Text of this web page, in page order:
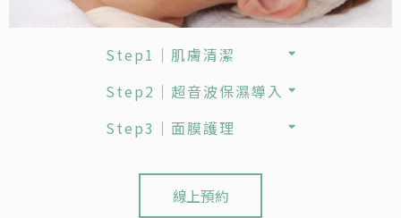
Step1｜肌膚清潔
Step2｜超音波保濕導入
Step3｜面膜護理
線上預約